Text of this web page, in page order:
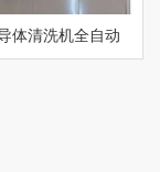
体清洗机全自动